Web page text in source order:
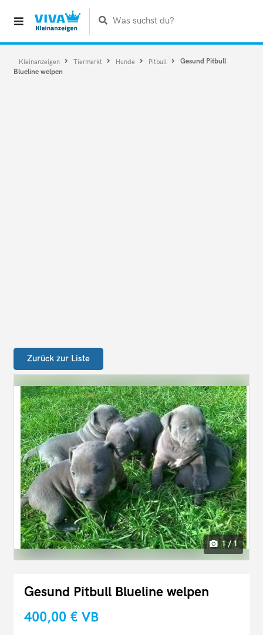
Was suchst du?
Kleinanzeigen Tiermarkt Hunde Pitbull
Gesund Pitbull
Blueline welpen
Zurück zur Liste
1 / 1
Gesund Pitbull Blueline welpen
400,00 € VB